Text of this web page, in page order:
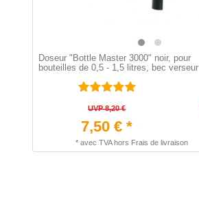
Doseur "Bottle Master 3000" noir, pour
bouteilles de 0,5 - 1,5 litres, bec verseur
UVP 8,20 €
7,50 € *
* avec TVAhors Frais de livraison